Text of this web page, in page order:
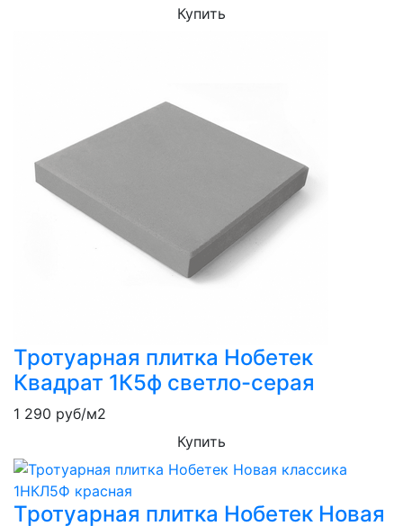
Купить
Тротуарная плитка Нобетек
Квадрат 1К5ф светло-серая
1 290 руб/м2
Купить
Тротуарная плитка Нобетек Новая